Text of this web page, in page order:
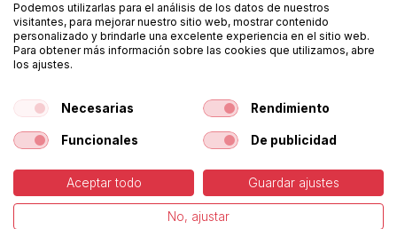
ortola@ortola-sa.es
Av. d'Albaida, s/n
46840 La Pobla del Duc (Valencia)
¡Síguenos!
Copyright © Ortolá, S.A. -Política de Cookies -Aviso
Podemos utilizarlas para el análisis de los datos de nuestros
visitantes, para mejorar nuestro sitio web, mostrar contenido
personalizado y brindarle una excelente experiencia en el sitio web.
Para obtener más información sobre las cookies que utilizamos, abre
los ajustes.
Necesarias Rendimiento
Funcionales De publicidad
Aceptar todo Guardar ajustes
No, ajustar